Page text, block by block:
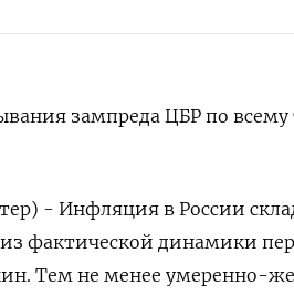
зампреда ЦБР по всему
- Инфляция в России
фактической динамики
Тем не менее умеренно-